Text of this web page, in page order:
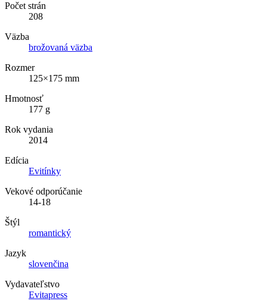
Počet strán
208
Väzba
brožovaná väzba
Rozmer
125×175 mm
Hmotnosť
177 g
Rok vydania
2014
Edícia
Evitínky
Vekové odporúčanie
14-18
Štýl
romantický
Jazyk
slovenčina
Vydavateľstvo
Evitapress